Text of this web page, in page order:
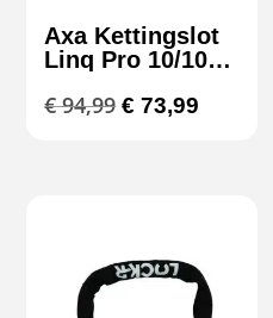
Axa Kettingslot
Linq Pro 10/100
€94,99Oorspronkelijke
€ 73,99